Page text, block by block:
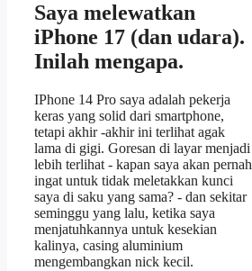
Saya melewatkan
iPhone 17 (dan udara).
Inilah mengapa.
IPhone 14 Pro saya adalah pekerja
keras yang solid dari smartphone,
tetapi akhir -akhir ini terlihat agak
lama di gigi. Goresan di layar menjadi
lebih terlihat - kapan saya akan pernah
ingat untuk tidak meletakkan kunci
saya di saku yang sama? - dan sekitar
seminggu yang lalu, ketika saya
menjatuhkannya untuk kesekian
kalinya, casing aluminium
mengembangkan nick kecil.